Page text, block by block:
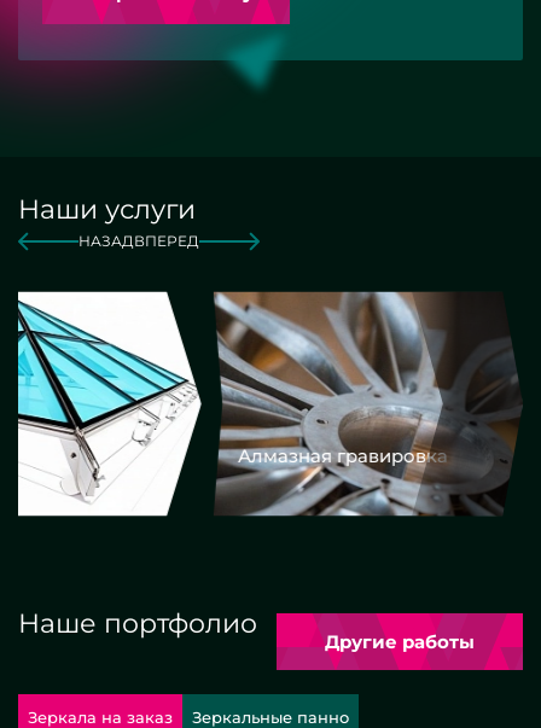
Наши услуги
НАЗАДВПЕРЕД
Алмазная гравировка
Наше портфолио
Другие работы
Зеркала на заказ Зеркальные панно